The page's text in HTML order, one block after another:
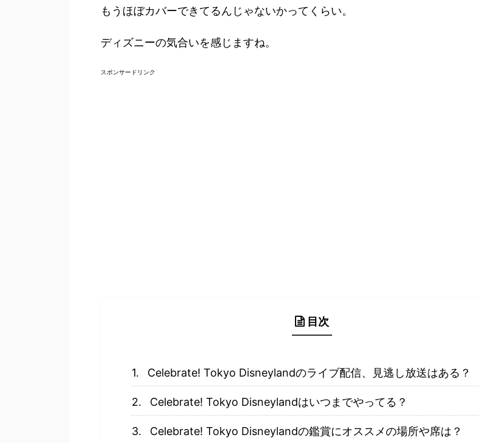
もうほぼカバーできてるんじゃないかってくらい。
ディズニーの気合いを感じますね。
スポンサードリンク
目次
Celebrate! Tokyo Disneylandのライブ配信、見逃し放送はある？
Celebrate! Tokyo Disneylandはいつまでやってる？
Celebrate! Tokyo Disneylandの鑑賞にオススメの場所や席は？